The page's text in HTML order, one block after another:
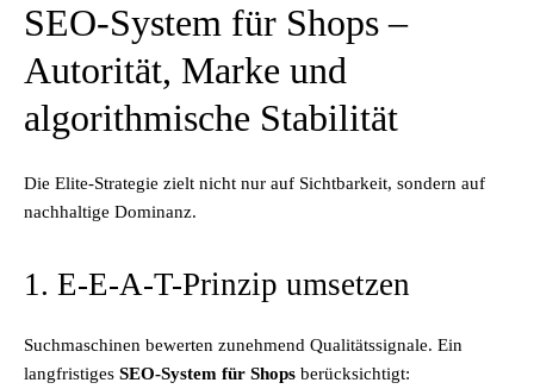
SEO-System für Shops –
Autorität, Marke und
algorithmische Stabilität
Die Elite-Strategie zielt nicht nur auf Sichtbarkeit, sondern auf
nachhaltige Dominanz.
1. E-E-A-T-Prinzip umsetzen
Suchmaschinen bewerten zunehmend Qualitätssignale. Ein
langfristiges SEO-System für Shops berücksichtigt: